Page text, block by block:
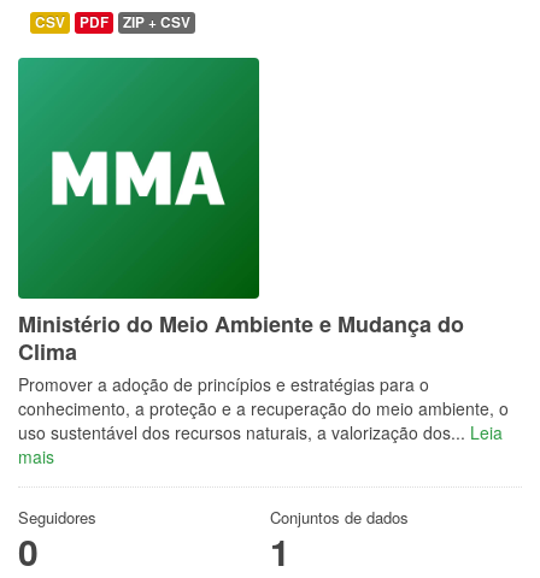
CSV PDF ZIP + CSV
Ministério do Meio Ambiente e Mudança do
Clima
Promover a adoção de princípios e estratégias para o
conhecimento, a proteção e a recuperação do meio ambiente, o
uso sustentável dos recursos naturais, a valorização dos... Leia
mais
Seguidores
0
Conjuntos de dados
1